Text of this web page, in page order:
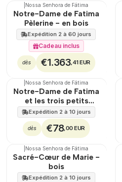
🇵🇹
EXCLUSIF
Nossa Senhora de Fátima
Notre-Dame de Fatima
Pèlerine - en bois
Expédition 2 à 60 jours
Cadeau inclus
dès €1.363,41 EUR
Nossa Senhora de Fátima
Notre-Dame de Fatima
et les trois petits
bergers - bois
Expédition 2 à 10 jours
dès €78,00 EUR
Nossa Senhora de Fátima
Sacré-Cœur de Marie -
bois
Expédition 2 à 10 jours